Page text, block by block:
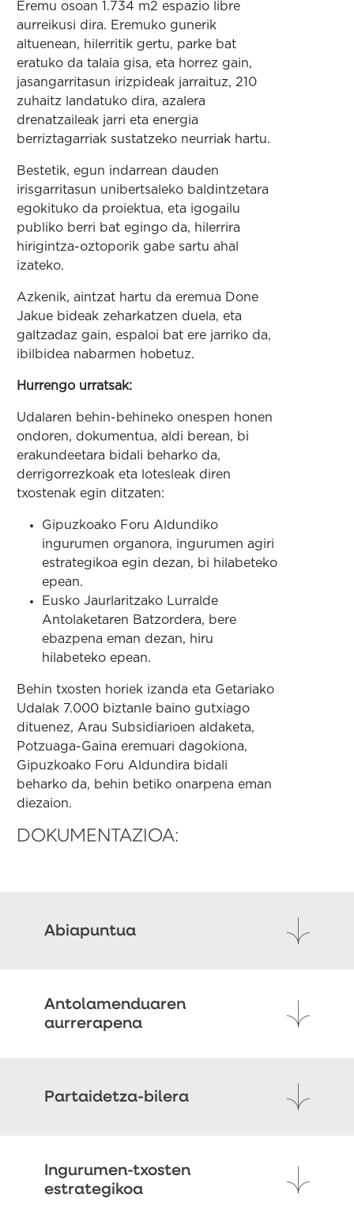
Eremu osoan 1.734 m2 espazio libre
aurreikusi dira. Eremuko gunerik
altuenean, hilerritik gertu, parke bat
eratuko da talaia gisa, eta horrez gain,
jasangarritasun irizpideak jarraituz, 210
zuhaitz landatuko dira, azalera
drenatzaileak jarri eta energia
berriztagarriak sustatzeko neurriak hartu.
Bestetik, egun indarrean dauden
irisgarritasun unibertsaleko baldintzetara
egokituko da proiektua, eta igogailu
publiko berri bat egingo da, hilerrira
hirigintza-oztoporik gabe sartu ahal
izateko.
Azkenik, aintzat hartu da eremua Done
Jakue bideak zeharkatzen duela, eta
galtzadaz gain, espaloi bat ere jarriko da,
ibilbidea nabarmen hobetuz.
Hurrengo urratsak:
Udalaren behin-behineko onespen honen
ondoren, dokumentua, aldi berean, bi
erakundeetara bidali beharko da,
derrigorrezkoak eta lotesleak diren
txostenak egin ditzaten:
Gipuzkoako Foru Aldundiko
ingurumen organora, ingurumen agiri
estrategikoa egin dezan, bi hilabeteko
epean.
Eusko Jaurlaritzako Lurralde
Antolaketaren Batzordera, bere
ebazpena eman dezan, hiru
hilabeteko epean.
Behin txosten horiek izanda eta Getariako
Udalak 7.000 biztanle baino gutxiago
dituenez, Arau Subsidiarioen aldaketa,
Potzuaga-Gaina eremuari dagokiona,
Gipuzkoako Foru Aldundira bidali
beharko da, behin betiko onarpena eman
diezaion.
DOKUMENTAZIOA:
Abiapuntua
Antolamenduaren
aurrerapena
Partaidetza-bilera
Ingurumen-txosten
estrategikoa